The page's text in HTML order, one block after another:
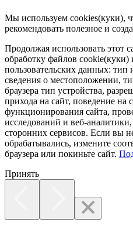
Мы используем cookies(куки),
рекомендовать полезное и
Продолжая использовать этот
обработку файлов cookie(куки)
пользовательских данных: тип
сведения о местоположении,
браузера тип устройства,
прихода на сайт, поведение на
функционирования сайта,
исследований и веб-
сторонних сервисов. Если вы
обрабатывались, измените
браузера или покиньте сайт.
Принять